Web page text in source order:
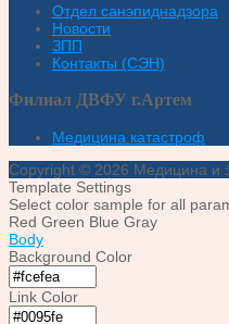
Отдел санэпиднадзора
Новости
ЗПП
Контакты (СЭН)
Филиал ДВФУ г.Артем
Медицина катастроф
Copyright © 2026 Медицина и
Template Settings
Select color sample for all
Red Green Blue Gray
Body
Background Color
Link Color